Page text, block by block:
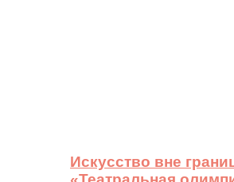
Искусство вне